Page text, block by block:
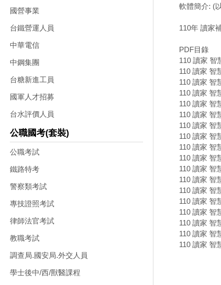
國營事業
台鐵營運人員
中華電信
中鋼集團
台糖新進工員
國軍人才招募
台水評價人員
公職國考(套裝)
公職考試
鐵路特考
警察類考試
專技證照考試
律師法官考試
教職考試
調查局.國安局.外交人員
學士後中/西/獸醫課程
軟體簡介: (
110年 讀家
PDF目錄
110 讀家 智
110 讀家 智
110 讀家 智
110 讀家 智
110 讀家 智
110 讀家 智
110 讀家 智
110 讀家 智
110 讀家 智
110 讀家 智
110 讀家 智
110 讀家 智
110 讀家 智
110 讀家 智
110 讀家 智
110 讀家 智
110 讀家 智
110 讀家 智